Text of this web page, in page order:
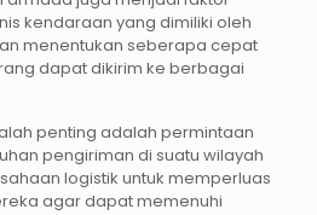
kendaraan yang dimiliki oleh
menentukan seberapa cepat
dapat dikirim ke berbagai
penting adalah permintaan
pengiriman di suatu wilayah
logistik untuk memperluas
agar dapat memenuhi